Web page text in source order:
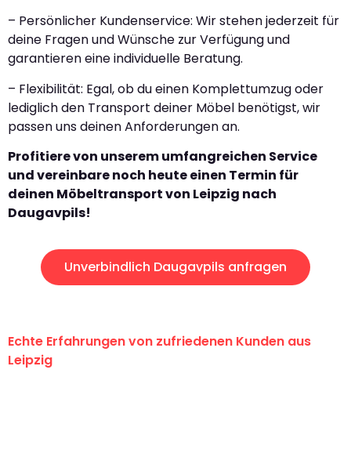
– Persönlicher Kundenservice: Wir stehen jederzeit für
deine Fragen und Wünsche zur Verfügung und
garantieren eine individuelle Beratung.
– Flexibilität: Egal, ob du einen Komplettumzug oder
lediglich den Transport deiner Möbel benötigst, wir
passen uns deinen Anforderungen an.
Profitiere von unserem umfangreichen Service
und vereinbare noch heute einen Termin für
deinen Möbeltransport von Leipzig nach
Daugavpils!
Unverbindlich Daugavpils anfragen
Echte Erfahrungen von zufriedenen Kunden aus
Leipzig